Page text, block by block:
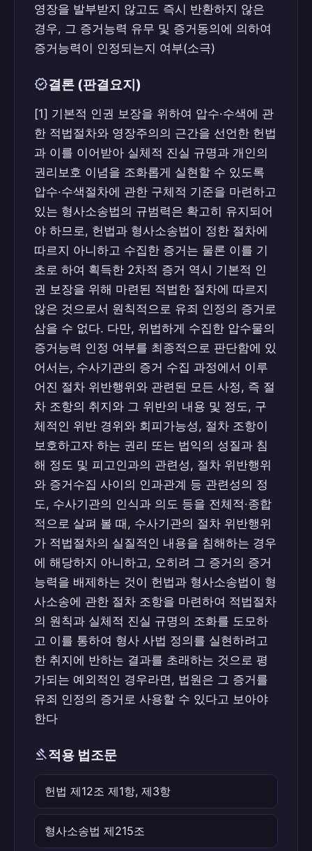
영장을 발부받지 않고도 즉시 반환하지 않은
경우, 그 증거능력 유무 및 증거동의에 의하여
증거능력이 인정되는지 여부(소극)
verified결론 (판결요지)
[1] 기본적 인권 보장을 위하여 압수·수색에 관
한 적법절차와 영장주의의 근간을 선언한 헌법
과 이를 이어받아 실체적 진실 규명과 개인의
권리보호 이념을 조화롭게 실현할 수 있도록
압수·수색절차에 관한 구체적 기준을 마련하고
있는 형사소송법의 규범력은 확고히 유지되어
야 하므로, 헌법과 형사소송법이 정한 절차에
따르지 아니하고 수집한 증거는 물론 이를 기
초로 하여 획득한 2차적 증거 역시 기본적 인
권 보장을 위해 마련된 적법한 절차에 따르지
않은 것으로서 원칙적으로 유죄 인정의 증거로
삼을 수 없다. 다만, 위법하게 수집한 압수물의
증거능력 인정 여부를 최종적으로 판단함에 있
어서는, 수사기관의 증거 수집 과정에서 이루
어진 절차 위반행위와 관련된 모든 사정, 즉 절
차 조항의 취지와 그 위반의 내용 및 정도, 구
체적인 위반 경위와 회피가능성, 절차 조항이
보호하고자 하는 권리 또는 법익의 성질과 침
해 정도 및 피고인과의 관련성, 절차 위반행위
와 증거수집 사이의 인과관계 등 관련성의 정
도, 수사기관의 인식과 의도 등을 전체적·종합
적으로 살펴 볼 때, 수사기관의 절차 위반행위
가 적법절차의 실질적인 내용을 침해하는 경우
에 해당하지 아니하고, 오히려 그 증거의 증거
능력을 배제하는 것이 헌법과 형사소송법이 형
사소송에 관한 절차 조항을 마련하여 적법절차
의 원칙과 실체적 진실 규명의 조화를 도모하
고 이를 통하여 형사 사법 정의를 실현하려고
한 취지에 반하는 결과를 초래하는 것으로 평
가되는 예외적인 경우라면, 법원은 그 증거를
유죄 인정의 증거로 사용할 수 있다고 보아야
한다
gavel적용 법조문
헌법 제12조 제1항, 제3항
형사소송법 제215조